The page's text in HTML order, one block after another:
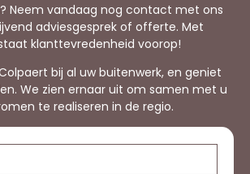
Neem vandaag nog contact met ons
adviesgesprek of offerte. Met
klanttevredenheid voorop!
bij al uw buitenwerk, en geniet
We zien ernaar uit om samen met u
te realiseren in de regio.